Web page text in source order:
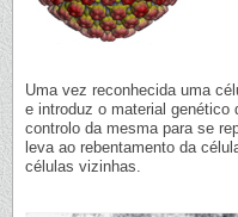
Uma vez reconhecida uma
e introduz o material genético
controlo da mesma para se
leva ao rebentamento da
células vizinhas.